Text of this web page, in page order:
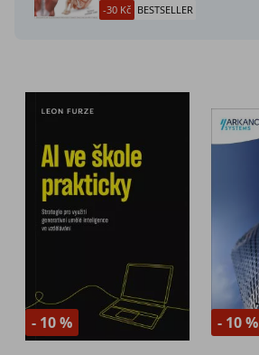
-30 Kč BESTSELLER
- 10 % - 10 %